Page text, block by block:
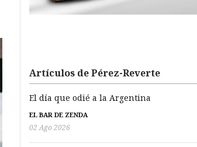
Artículos de Pérez-Reverte
El día que odié a la Argentina
EL BAR DE ZENDA
02 Ago 2026